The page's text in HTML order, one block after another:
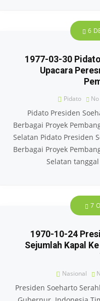
6
1977-03-30
Upacara
Pidato
Pidato Presiden
Berbagai Proyek
Selatan Pidato Presiden
Berbagai Proyek
Selatan
7
1970-10-24
Sejumlah Kapal
Nasional
Presiden Soeharto